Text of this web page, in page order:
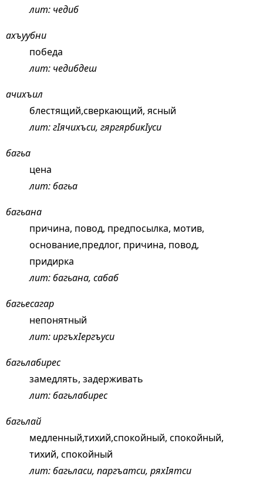
лит: чедиб
ахъуубни
победа
лит: чедибдеш
ачихъил
блестящий,сверкающий, ясный
лит: гIячихъси, гяргярбикIуси
багьа
цена
лит: багьа
багьана
причина, повод, предпосылка, мотив,
основание,предлог, причина, повод,
придирка
лит: багьана, сабаб
багьесагар
непонятный
лит: иргъхIергъуси
багьлабирес
замедлять, задерживать
лит: багьлабирес
багьлай
медленный,тихий,спокойный, спокойный,
тихий, спокойный
лит: багьласи, паргъатси, ряхIятси